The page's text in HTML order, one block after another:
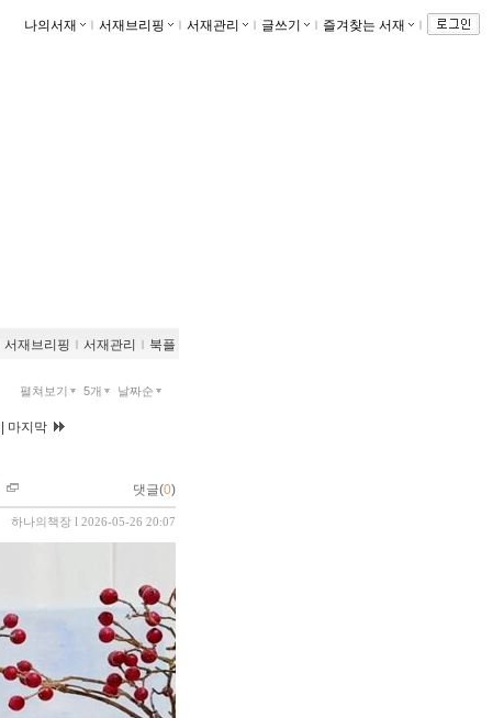
나의서재 ｌ 서재브리핑 ｌ 서재관리 ｌ 글쓰기 ｌ 즐겨찾는 서재 ｌ
서재브리핑 ｌ 서재관리 ｌ 북플
펼쳐보기 5개 날짜순
마지막
댓글(0)
하나의책장 l 2026-05-26 20:07